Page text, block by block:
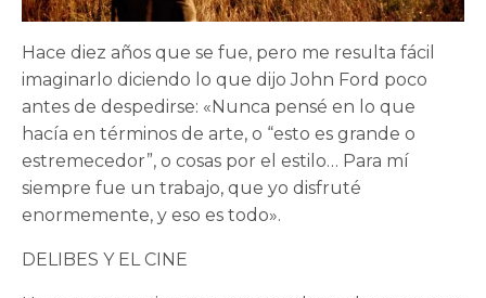
Hace diez años que se fue, pero me resulta fácil
imaginarlo diciendo lo que dijo John Ford poco
antes de despedirse: «Nunca pensé en lo que
hacía en términos de arte, o “esto es grande o
estremecedor”, o cosas por el estilo… Para mí
siempre fue un trabajo, que yo disfruté
enormemente, y eso es todo».
DELIBES Y EL CINE